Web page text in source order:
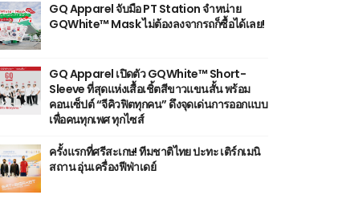
GQ Apparel จับมือ PT Station จำหน่าย
GQWhite™ Mask ไม่ต้องลงจากรถก็ซื้อได้เลย!
GQ Apparel เปิดตัว GQWhite™ Short-
Sleeve ที่สุดแห่งเสื้อเชิ้ตสีขาวแขนสั้น พร้อม
คอนเซ็ปต์ “จีคิวฟิตทุกคน” ดึงจุดเด่นการออกแบบ
เพื่อคนทุกเพศ ทุกไซส์
ครั้งแรกที่ศรีสะเกษ! ทีมชาติไทย ปะทะ เติร์กเมนิ
สถาน อุ่นเครื่องฟีฟ่าเดย์